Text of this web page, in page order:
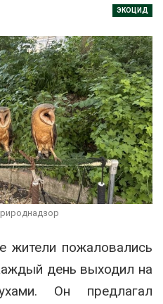
ЭКОЦИД
жители пожаловались
день выходил на
Он предлагал